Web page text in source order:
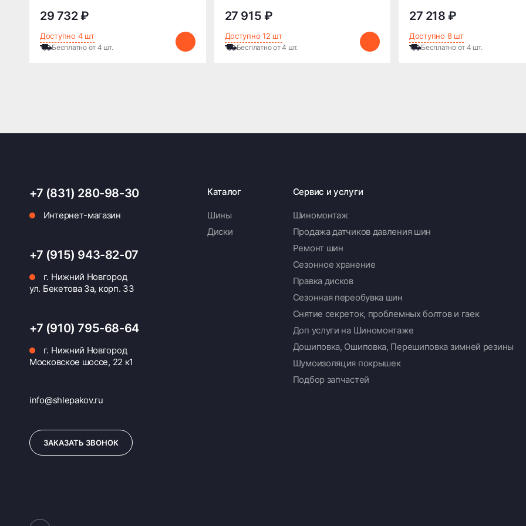
29 732 ₽
Доступно 4 шт
Бесплатно от 4 шт.
27 915 ₽
Доступно 12 шт
Бесплатно от 4 шт.
27 218 ₽
Доступно 8 шт
Бесплатно от 4 шт.
+7 (831) 280-98-30
Интернет-магазин
+7 (915) 943-82-07
г. Нижний Новгород
ул. Бекетова 3а, корп. 33
+7 (910) 795-68-64
г. Нижний Новгород
Московское шоссе, 22 к1
info@shlepakov.ru
ЗАКАЗАТЬ ЗВОНОК
Каталог
Шины
Диски
Сервис и услуги
Шиномонтаж
Продажа датчиков давления шин
Ремонт шин
Сезонное хранение
Правка дисков
Сезонная переобувка шин
Снятие секреток, проблемных болтов и гаек
Доп услуги на Шиномонтаже
Дошиповка, Ошиповка, Перешиповка зимней резины
Шумоизоляция покрышек
Подбор запчастей